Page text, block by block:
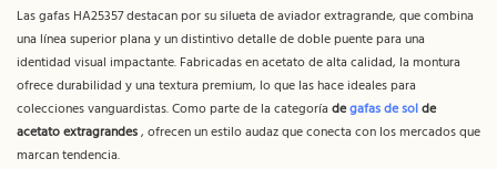
Las gafas HA25357 destacan por su silueta de aviador extragrande, que combina
una línea superior plana y un distintivo detalle de doble puente para una
identidad visual impactante. Fabricadas en acetato de alta calidad, la montura
ofrece durabilidad y una textura premium, lo que las hace ideales para
colecciones vanguardistas. Como parte de la categoría degafas de solde
acetato extragrandes, ofrecen un estilo audaz que conecta con los mercados que
marcan tendencia.